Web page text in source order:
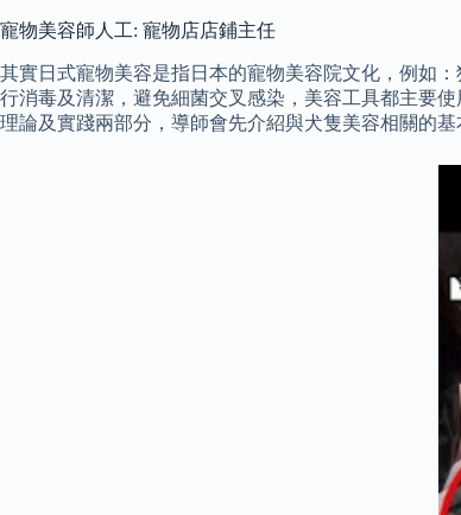
寵物美容師人工: 寵物店店鋪主任
其實日式寵物美容是指日本的寵物美容院文化，例如
行消毒及清潔，避免細菌交叉感染，美容工具都主要
理論及實踐兩部分，導師會先介紹與犬隻美容相關的